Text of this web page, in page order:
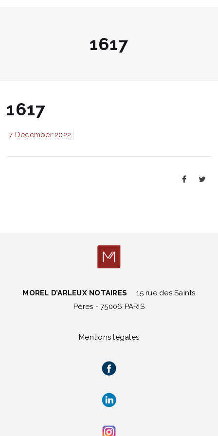
1617
1617
7 December 2022
MOREL D’ARLEUX NOTAIRES
15 rue des Saints
Pères - 75006 PARIS
Mentions légales